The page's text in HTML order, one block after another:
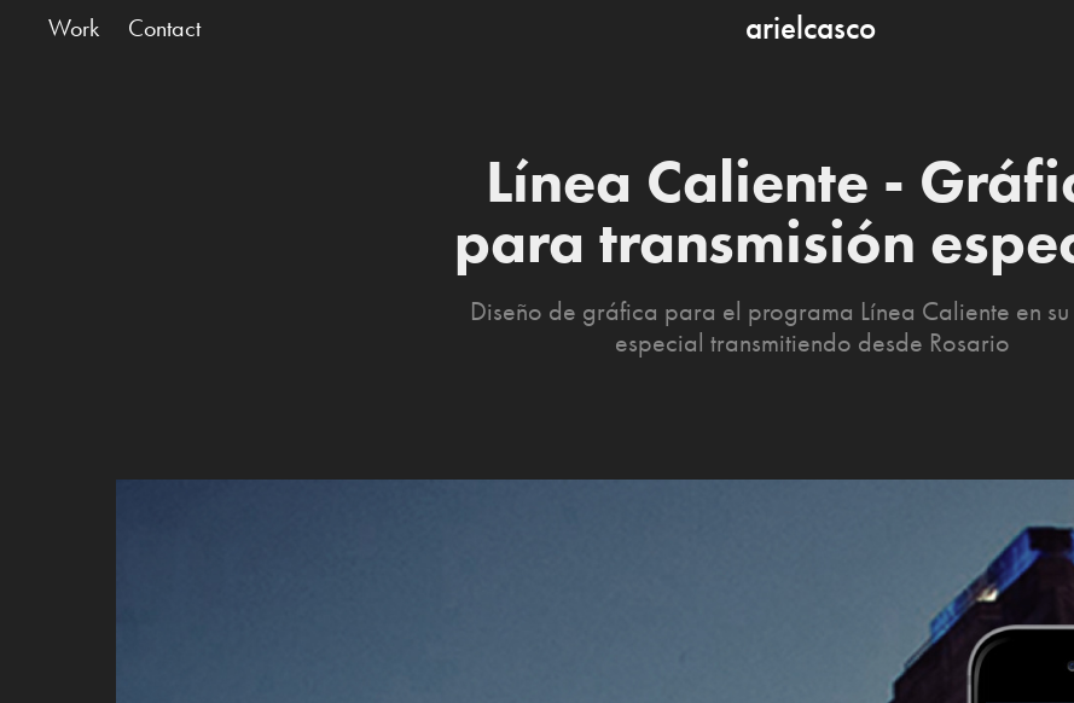
Work Contact arielcasco
Línea Caliente -
para transmisión
Diseño de gráfica para el programa Línea Caliente en
especial transmitiendo desde Rosario